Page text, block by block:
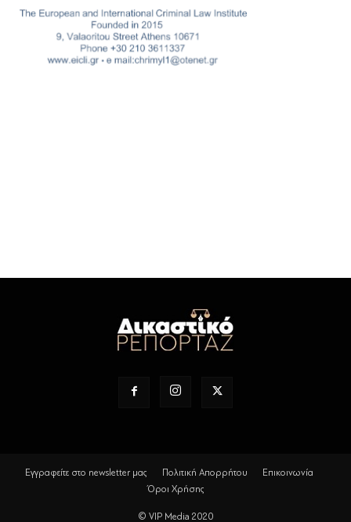
Εγγραφείτε στο newsletter μας Πολιτική Απορρήτου
Επικοινωνία
Όροι Χρήσης
© VIP Media 2020